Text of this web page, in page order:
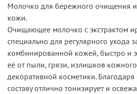
Молочко для бережного очищения и
кожи.
Очищающее молочко с экстрактом
специально для регулярного ухода
комбинированной кожей, быстро и
её от пыли, грязи, излишков кожного
декоративной косметики.
составу отлично тонизирует и